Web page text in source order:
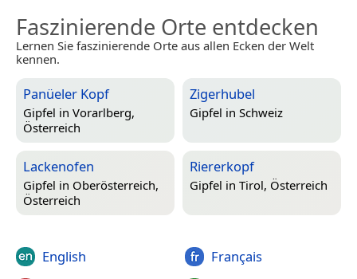
Faszinierende Orte entdecken
Lernen Sie faszinierende Orte aus allen Ecken der Welt
kennen.
Panüeler Kopf
Gipfel in Vorarlberg,
Österreich
Zigerhubel
Gipfel in Schweiz
Lackenofen
Gipfel in Oberösterreich,
Österreich
Riererkopf
Gipfel in Tirol, Österreich
English
Français